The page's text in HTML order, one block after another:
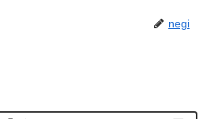
negi